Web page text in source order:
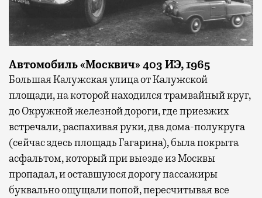
Автомобиль «Москвич» 403 ИЭ, 1965
Большая Калужская улица от Калужской
площади, на которой находился трамвайный круг,
до Окружной железной дороги, где приезжих
встречали, распахивая руки, два дома-полукруга
(сейчас здесь площадь Гагарина), была покрыта
асфальтом, который при выезде из Москвы
пропадал, и оставшуюся дорогу пассажиры
буквально ощущали попой, пересчитывая все